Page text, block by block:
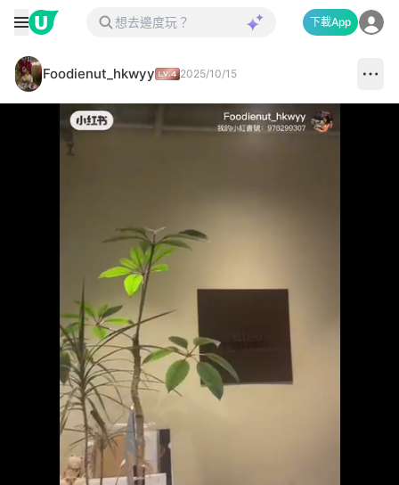
下載App
Foodienut_hkwyy 2025/10/15